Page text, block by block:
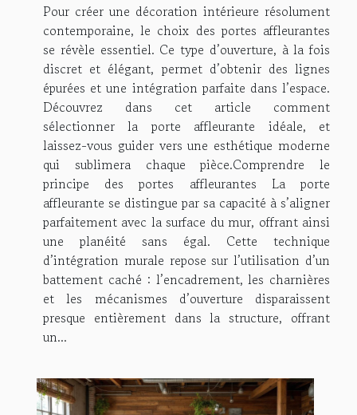
Pour créer une décoration intérieure résolument
contemporaine, le choix des portes affleurantes
se révèle essentiel. Ce type d’ouverture, à la fois
discret et élégant, permet d’obtenir des lignes
épurées et une intégration parfaite dans l’espace.
Découvrez dans cet article comment
sélectionner la porte affleurante idéale, et
laissez-vous guider vers une esthétique moderne
qui sublimera chaque pièce.Comprendre le
principe des portes affleurantes La porte
affleurante se distingue par sa capacité à s’aligner
parfaitement avec la surface du mur, offrant ainsi
une planéité sans égal. Cette technique
d’intégration murale repose sur l’utilisation d’un
battement caché : l’encadrement, les charnières
et les mécanismes d’ouverture disparaissent
presque entièrement dans la structure, offrant
un...